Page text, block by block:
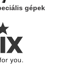
gépek